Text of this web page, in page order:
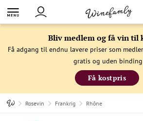
Bliv medlem og få vin til
Få adgang til endnu lavere priser som
gratis og uden
Få kostpris
Rosevin Frankrig Rhône